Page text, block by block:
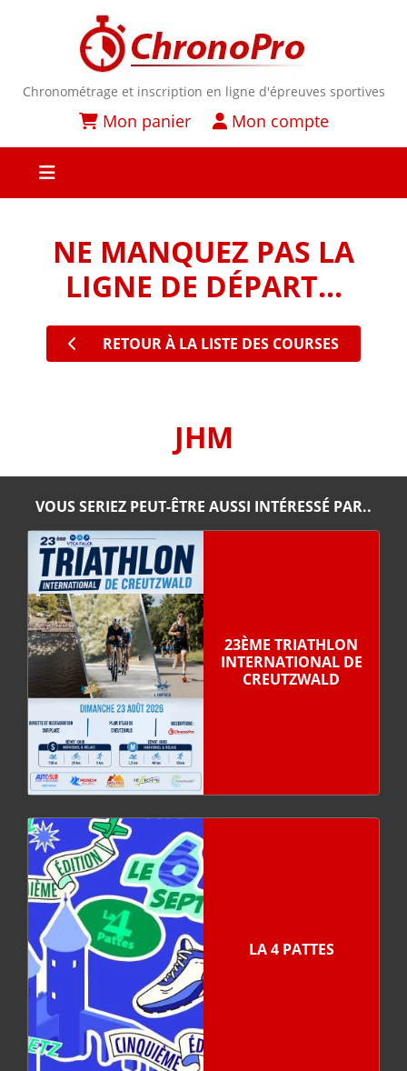
Chronométrage et inscription en ligne d'épreuves sportives
Mon panier Mon compte
NE MANQUEZ PAS LA
LIGNE DE DÉPART...
RETOUR À LA LISTE DES COURSES
JHM
VOUS SERIEZ PEUT-ÊTRE AUSSI INTÉRESSÉ PAR..
23ÈME TRIATHLON
INTERNATIONAL DE
CREUTZWALD
LA 4 PATTES